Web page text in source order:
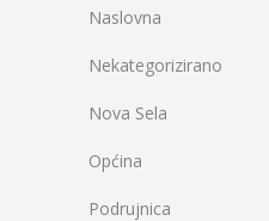
Naslovna
Nekategorizirano
Nova Sela
Općina
Podrujnica